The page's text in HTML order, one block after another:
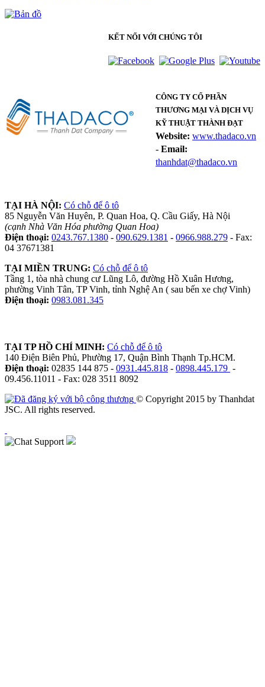
KẾT NỐI VỚI CHÚNG TÔI
CÔNG TY CỔ PHẦN
THƯƠNG MẠI VÀ DỊCH VỤ
KỸ THUẬT THÀNH ĐẠT
Website: www.thadaco.vn
- Email:
thanhdat@thadaco.vn
TẠI HÀ NỘI: Có chỗ để ô tô
85 Nguyễn Văn Huyên, P. Quan Hoa, Q. Cầu Giấy, Hà Nội
(cạnh Nhà Văn Hóa phường Quan Hoa)
Điện thoại: 0243.767.1380 - 090.629.1381 - 0966.988.279 - Fax:
04 37671381
TẠI MIỀN TRUNG: Có chỗ để ô tô
Tầng 1, tòa nhà chung cư Lũng Lô, đường Hồ Xuân Hương,
phường Vinh Tân, TP Vinh, tỉnh Nghệ An ( sau bến xe chợ Vinh)
Điện thoại: 0983.081.345
TẠI TP HỒ CHÍ MINH: Có chỗ để ô tô
140 Điện Biên Phủ, Phường 17, Quận Bình Thạnh Tp.HCM.
Điện thoại: 02835 144 875 - 0931.445.818 - 0898.445.179 -
09.456.11011 - Fax: 028 3511 8092
© Copyright 2015 by Thanhdat
JSC. All rights reserved.